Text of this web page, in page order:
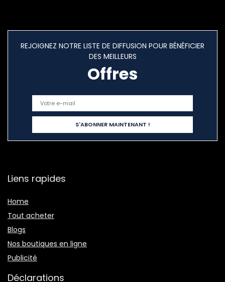
REJOIGNEZ NOTRE LISTE DE DIFFUSION POUR BÉNÉFICIER
DES MEILLEURS
Offres
Liens rapides
Home
Tout acheter
Blogs
Nos boutiques en ligne
Publicité
Déclarations